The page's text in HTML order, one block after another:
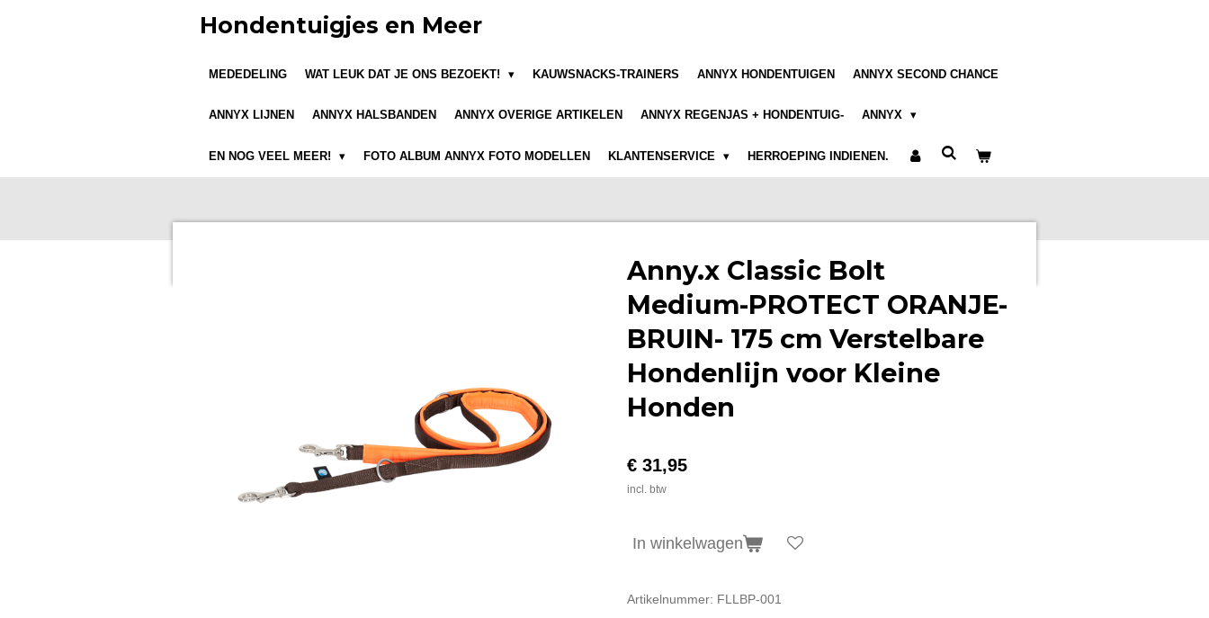
Hondentuigjes en Meer
MEDEDELING WAT LEUK DAT JE ONS BEZOEKT! KAUWSNACKS-TRAINERS ANNYX HONDENTUIGEN ANNYX SECOND CHANCE
ANNYX LIJNEN ANNYX HALSBANDEN ANNYX OVERIGE ARTIKELEN ANNYX REGENJAS + HONDENTUIG- ANNYX
EN NOG VEEL MEER! FOTO ALBUM ANNYX FOTO MODELLEN KLANTENSERVICE HERROEPING INDIENEN.
Anny.x Classic Bolt
Medium-PROTECT ORANJE-
BRUIN- 175 cm Verstelbare
Hondenlijn voor Kleine
Honden
€ 31,95
incl. btw
In winkelwagen
Artikelnummer: FLLBP-001